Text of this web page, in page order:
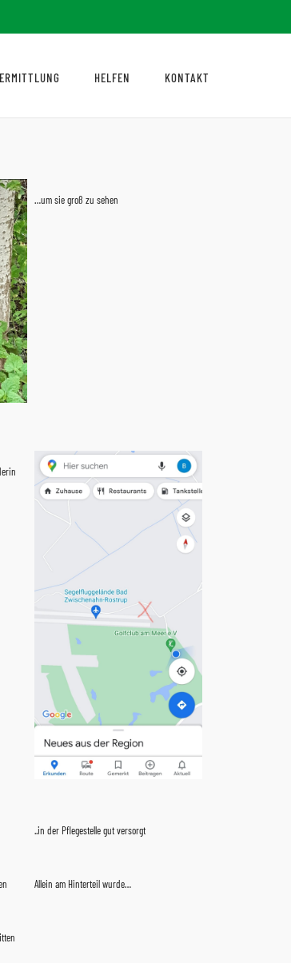
HELFEN KONTAKT
…um sie groß zu sehen
..in der Pflegestelle gut versorgt
Allein am Hinterteil wurde…